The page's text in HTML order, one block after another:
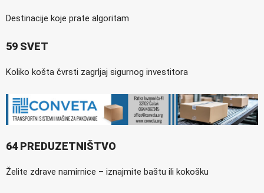
Destinacije koje prate algoritam
59 SVET
Koliko košta čvrsti zagrljaj sigurnog investitora
64 PREDUZETNIŠTVO
Želite zdrave namirnice – iznajmite baštu ili kokošku